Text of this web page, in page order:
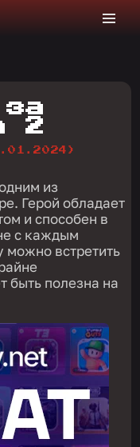
2
из
Герой обладает
и способен в
с каждым
можно встретить
быть полезна на